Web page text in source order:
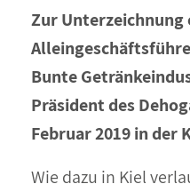
Zur Unterzeichnung
Bunte
Präsident des
Februar 2019 in der
Wie dazu in Kiel